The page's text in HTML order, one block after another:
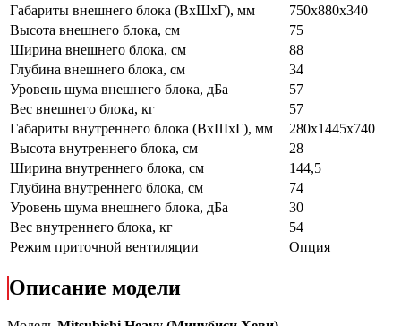
Габариты внешнего блока (ВхШхГ), мм
750х880х340
Высота внешнего блока, см
75
Ширина внешнего блока, см
88
Глубина внешнего блока, см
34
Уровень шума внешнего блока, дБа
57
Вес внешнего блока, кг
57
Габариты внутреннего блока (ВхШхГ), мм
280х1445х740
Высота внутреннего блока, см
28
Ширина внутреннего блока, см
144,5
Глубина внутреннего блока, см
74
Уровень шума внешнего блока, дБа
30
Вес внутреннего блока, кг
54
Режим приточной вентиляции
Опция
Описание модели